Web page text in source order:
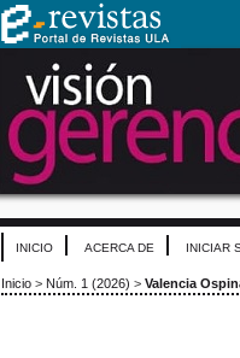
INICIO ACERCA DE INICIAR
Inicio > Núm. 1 (2026) > Valencia